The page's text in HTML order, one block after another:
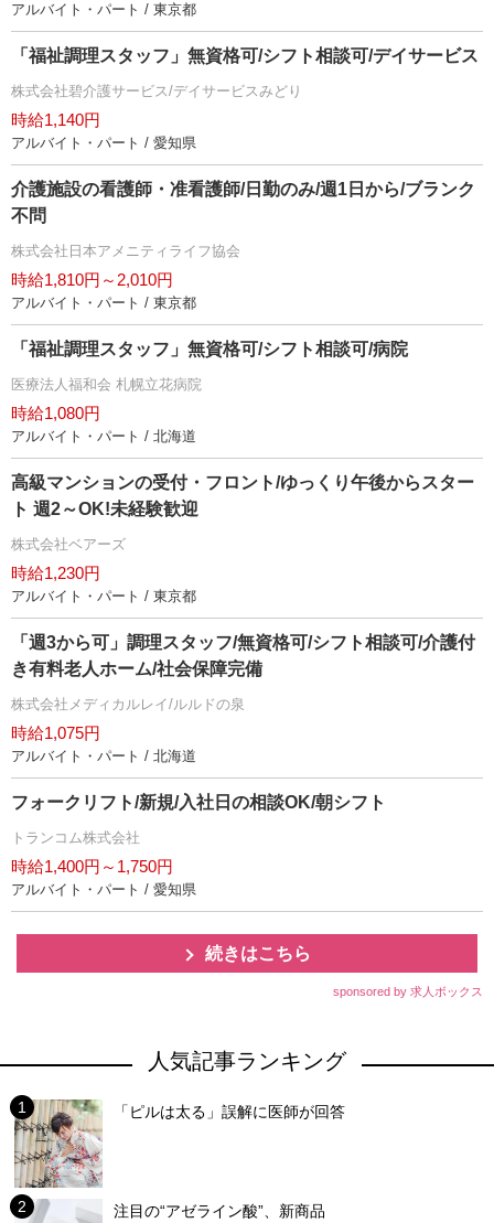
アルバイト・パート / 東京都
「福祉調理スタッフ」無資格可/シフト相談可/デイサービス
株式会社碧介護サービス/デイサービスみどり
時給1,140円
アルバイト・パート / 愛知県
介護施設の看護師・准看護師/日勤のみ/週1日から/ブランク
不問
株式会社日本アメニティライフ協会
時給1,810円～2,010円
アルバイト・パート / 東京都
「福祉調理スタッフ」無資格可/シフト相談可/病院
医療法人福和会 札幌立花病院
時給1,080円
アルバイト・パート / 北海道
高級マンションの受付・フロント/ゆっくり午後からスター
ト 週2～OK!未経験歓迎
株式会社ベアーズ
時給1,230円
アルバイト・パート / 東京都
「週3から可」調理スタッフ/無資格可/シフト相談可/介護付
き有料老人ホーム/社会保障完備
株式会社メディカルレイ/ルルドの泉
時給1,075円
アルバイト・パート / 北海道
フォークリフト/新規/入社日の相談OK/朝シフト
トランコム株式会社
時給1,400円～1,750円
アルバイト・パート / 愛知県
続きはこちら
sponsored by 求人ボックス
人気記事ランキング
「ピルは太る」誤解に医師が回答
注目の“アゼライン酸”、新商品